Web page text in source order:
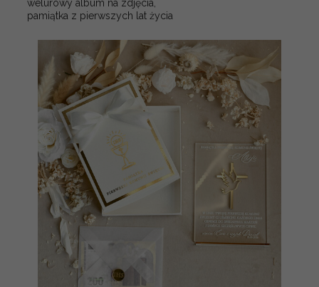
welurowy album na zdjęcia,
pamiątka z pierwszych lat życia